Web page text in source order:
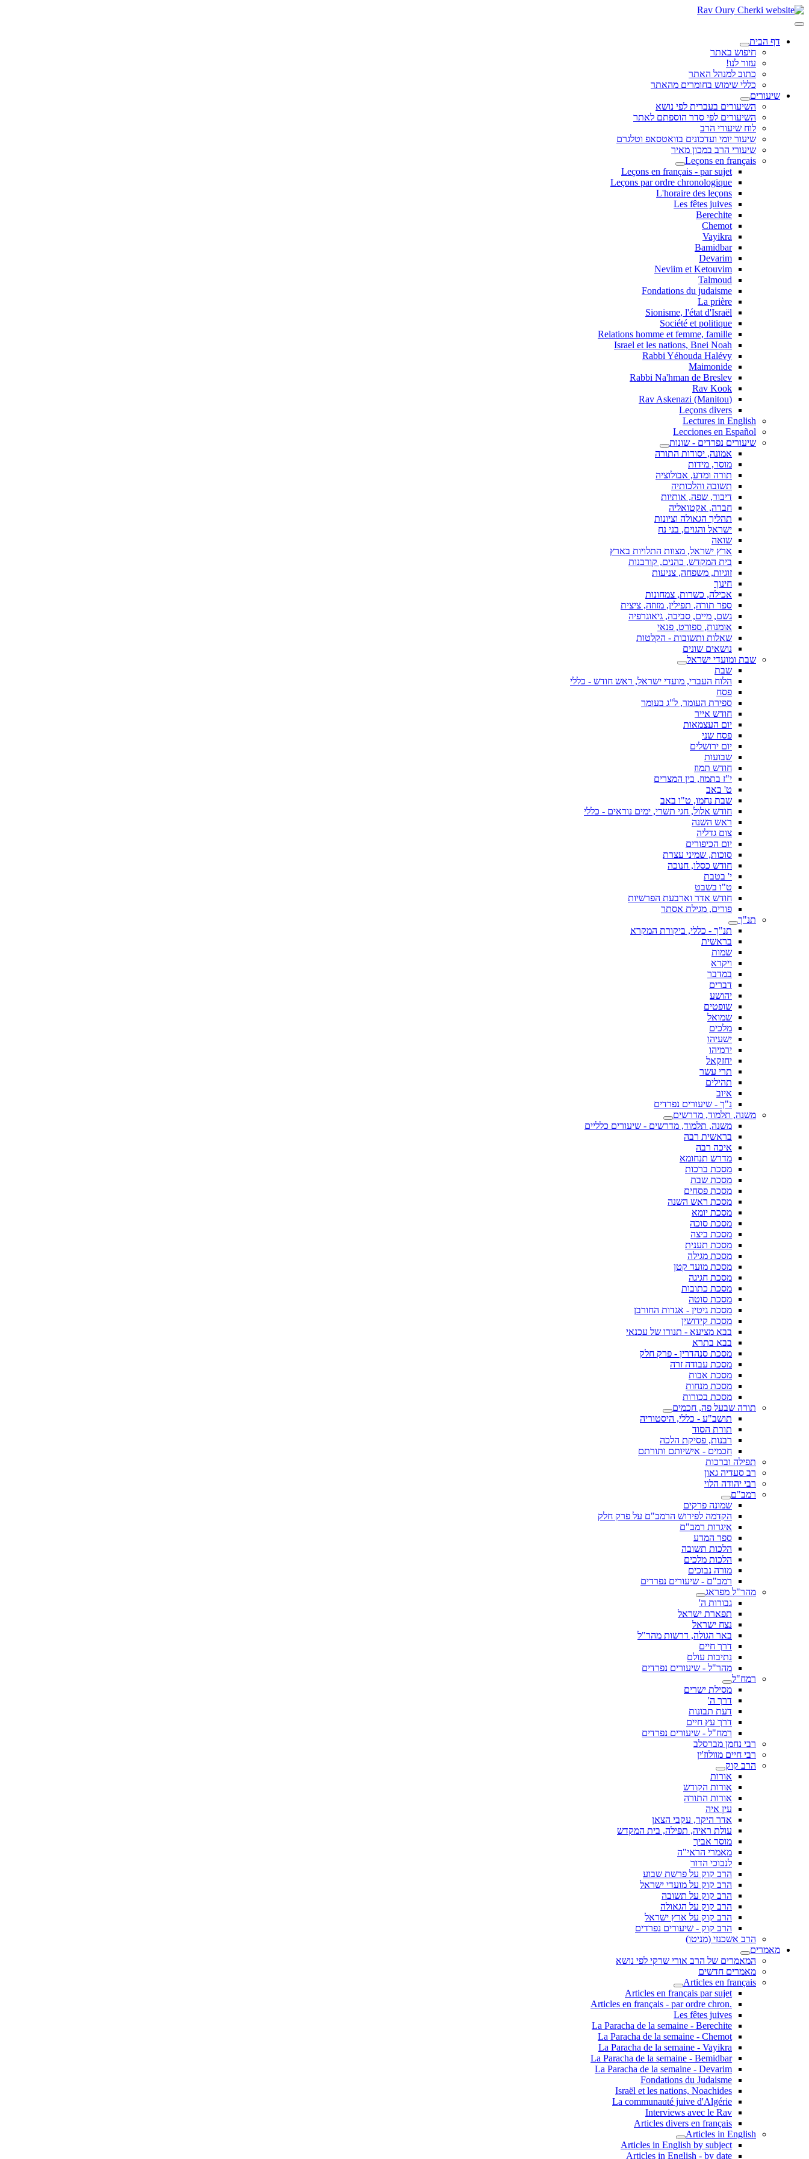
דף הבית
חיפוש באתר
עזור לנו!
כתוב למנהל האתר
כללי שימוש בחומרים מהאתר
שיעורים
השיעורים בעברית לפי נושא
השיעורים לפי סדר הוספתם לאתר
לוח שיעורי הרב
שיעור יומי ועדכונים בוואטסאפ וטלגרם
שיעורי הרב במכון מאיר
Leçons en français
Leçons en français - par sujet
Leçons par ordre chronologique
L'horaire des leçons
Les fêtes juives
Berechite
Chemot
Vayikra
Bamidbar
Devarim
Neviim et Ketouvim
Talmoud
Fondations du judaisme
La prière
Sionisme, l'état d'Israël
Société et politique
Relations homme et femme, famille
Israel et les nations, Bnei Noah
Rabbi Yéhouda Halévy
Maimonide
Rabbi Na'hman de Breslev
Rav Kook
(Rav Askenazi (Manitou
Leçons divers
Lectures in English
Lecciones en Español
שיעורים נפרדים - שונות
אמונה, יסודות התורה
מוסר, מידות
תורה ומדע, אבולוציה
תשובה והלכותיה
דיבור, שפה, אותיות
חברה, אקטואליה
תהליך הגאולה וציונות
ישראל והגוים, בני נח
שואה
ארץ ישראל, מצוות התלויות בארץ
בית המקדש, כהנים, קורבנות
זוגיות, משפחה, צניעות
חינוך
אכילה, כשרות, צמחונות
ספר תורה, תפילין, מזוזה, ציצית
גשם, מיים, סביבה, גיאוגרפיה
אומנות, ספורט, פנאי
שאלות ותשובות - הקלטות
נושאים שונים
שבת ומועדי ישראל
שבת
הלוח העברי, מועדי ישראל, ראש חודש - כללי
פסח
ספירת העומר, ל"ג בעומר
חודש אייר
יום העצמאות
פסח שני
יום ירושלים
שבועות
חודש תמוז
י"ז בתמוז, בין המצרים
ט' באב
שבת נחמו, ט"ו באב
חודש אלול, חגי תשרי, ימים נוראים - כללי
ראש השנה
צום גדליה
יום הכיפורים
סוכות, שמיני עצרת
חודש כסלו, חנוכה
י' בטבת
ט"ו בשבט
חודש אדר וארבעת הפרשיות
פורים, מגילת אסתר
תנ"ך
תנ"ך - כללי, ביקורת המקרא
בראשית
שמות
ויקרא
במדבר
דברים
יהושע
שופטים
שמואל
מלכים
ישעיהו
ירמיהו
יחזקאל
תרי עשר
תהילים
איוב
נ"ך - שיעורים נפרדים
משנה, תלמוד, מדרשים
משנה, תלמוד, מדרשים - שיעורים כלליים
בראשית רבה
איכה רבה
מדרש תנחומא
מסכת ברכות
מסכת שבת
מסכת פסחים
מסכת ראש השנה
מסכת יומא
מסכת סוכה
מסכת ביצה
מסכת תענית
מסכת מגילה
מסכת מועד קטן
מסכת חגיגה
מסכת כתובות
מסכת סוטה
מסכת גיטין - אגדות החורבן
מסכת קידושין
בבא מציעא - תנורו של עכנאי
בבא בתרא
מסכת סנהדרין - פרק חלק
מסכת עבודה זרה
מסכת אבות
מסכת מנחות
מסכת בכורות
תורה שבעל פה, חכמים
תושב"ע - כללי, היסטוריה
תורת הסוד
רבנות, פסיקת הלכה
חכמים - אישיותם ותורתם
תפילה וברכות
רב סעדיה גאון
רבי יהודה הלוי
רמב"ם
שמונה פרקים
הקדמה לפירוש הרמב"ם על פרק חלק
איגרות רמב"ם
ספר המדע
הלכות תשובה
הלכות מלכים
מורה נבוכים
רמב"ם - שיעורים נפרדים
מהר"ל מפראג
גבורות ה'
תפארת ישראל
נצח ישראל
באר הגולה, דרשות מהר"ל
דרך חיים
נתיבות עולם
מהר"ל - שיעורים נפרדים
רמח"ל
מסילת ישרים
דרך ה'
דעת תבונות
דרך עץ חיים
רמח"ל - שיעורים נפרדים
רבי נחמן מברסלב
רבי חיים מוולוז'ין
הרב קוק
אורות
אורות הקודש
אורות התורה
עין איה
אדר היקר, עקבי הצאן
עולת ראיה, תפילה, בית המקדש
מוסר אביך
מאמרי הראי"ה
לנבוכי הדור
הרב קוק על פרשת שבוע
הרב קוק על מועדי ישראל
הרב קוק על תשובה
הרב קוק על הגאולה
הרב קוק על ארץ ישראל
הרב קוק - שיעורים נפרדים
הרב אשכנזי (מניטו)
מאמרים
המאמרים של הרב אורי שרקי לפי נושא
מאמרים חדשים
Articles en français
Articles en français par sujet
.Articles en français - par ordre chron
Les fêtes juives
La Paracha de la semaine - Berechite
La Paracha de la semaine - Chemot
La Paracha de la semaine - Vayikra
La Paracha de la semaine - Bemidbar
La Paracha de la semaine - Devarim
Fondations du Judaisme
Israël et les nations, Noachides
La communauté juive d'Algérie
Interviews avec le Rav
Articles divers en français
Articles in English
Articles in English by subject
Articles in English - by date